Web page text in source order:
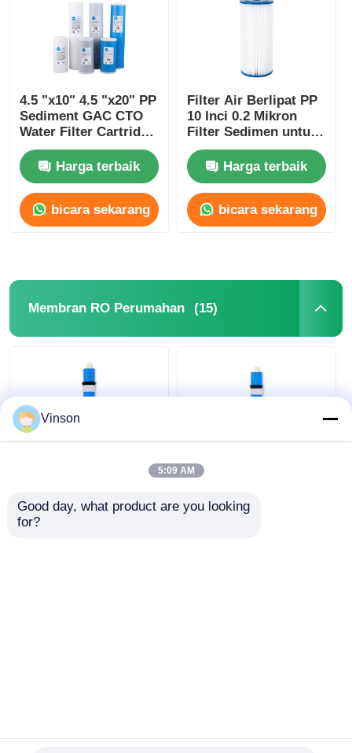
4.5 "x10" 4.5 "x20" PP
Sediment GAC CTO
Water Filter Cartridge
untuk Big Blue
HousingHarga terbaik
bicara sekarang
Filter Air Berlipat PP
10 Inci 0.2 Mikron
Filter Sedimen untuk
Proses Air Murni
Harga terbaik
bicara sekarang
Membran RO Perumahan (15)
50G untuk Sistem
Pemurni Air Reverse
Osmosis Bawah
1812 Kartrid Filter Air
Penggantian 75G RO
Membran
Vinson
5:09 AM
Good day, what product are you looking
for?